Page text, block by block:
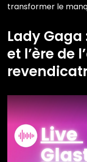
transformer le
Lady
et l’ère de